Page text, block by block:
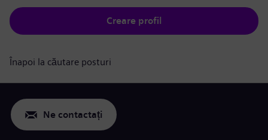
Creare profil
Înapoi la căutare posturi
Ne contactați